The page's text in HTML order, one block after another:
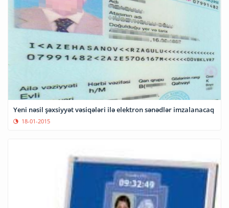
Yeni nəsil şəxsiyyət vəsiqələri ilə elektron sənədlər imzalanacaq
18-01-2015